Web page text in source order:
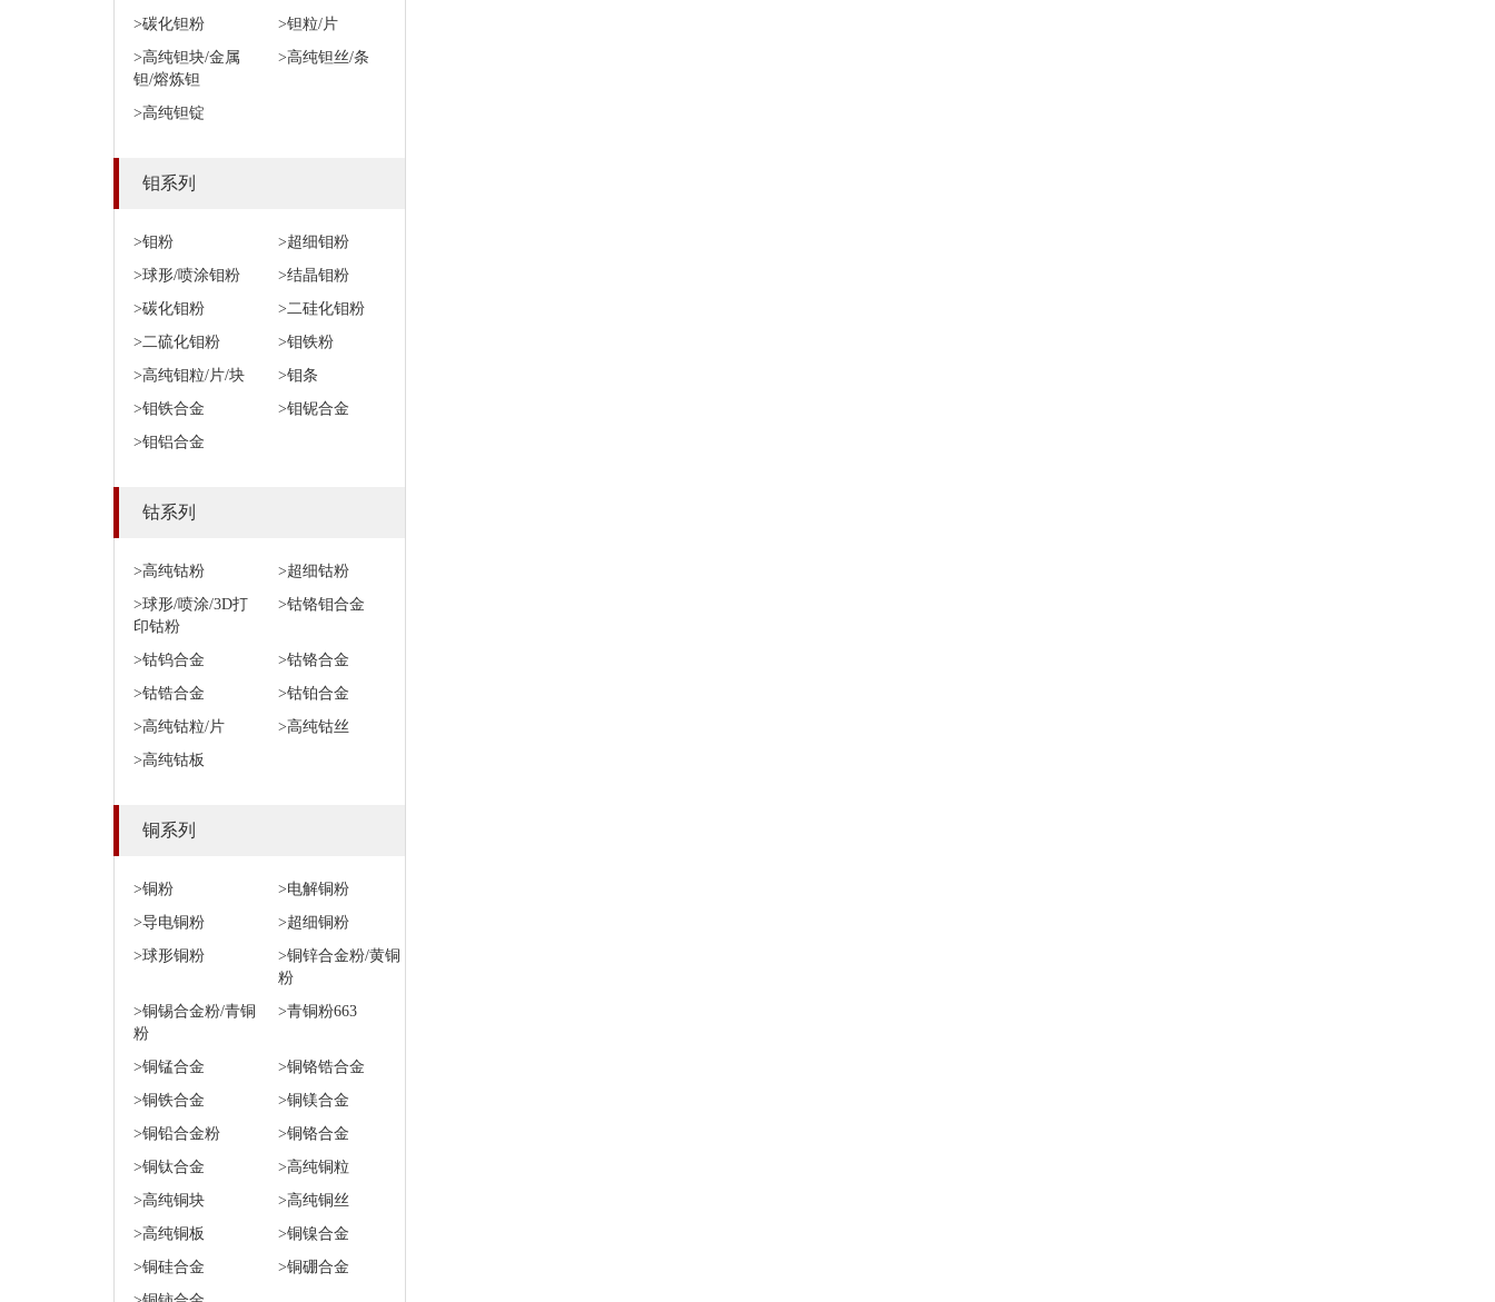
>碳化钽粉
>钽粒/片
>高纯钽块/金属
钽/熔炼钽
>高纯钽丝/条
>高纯钽锭
钼系列
>钼粉
>超细钼粉
>球形/喷涂钼粉
>结晶钼粉
>碳化钼粉
>二硅化钼粉
>二硫化钼粉
>钼铁粉
>高纯钼粒/片/块
>钼条
>钼铁合金
>钼铌合金
>钼铝合金
钴系列
>高纯钴粉
>超细钴粉
>球形/喷涂/3D打
印钴粉
>钴铬钼合金
>钴钨合金
>钴铬合金
>钴锆合金
>钴铂合金
>高纯钴粒/片
>高纯钴丝
>高纯钴板
铜系列
>铜粉
>电解铜粉
>导电铜粉
>超细铜粉
>球形铜粉
>铜锌合金粉/黄铜
粉
>铜锡合金粉/青铜
粉
>青铜粉663
>铜锰合金
>铜铬锆合金
>铜铁合金
>铜镁合金
>铜铅合金粉
>铜铬合金
>铜钛合金
>高纯铜粒
>高纯铜块
>高纯铜丝
>高纯铜板
>铜镍合金
>铜硅合金
>铜硼合金